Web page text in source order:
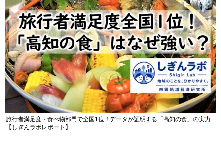
旅行者満足度・食べ物部門で全国1位！データが証明する「高知の食」の実力
【しぎんラボレポート】